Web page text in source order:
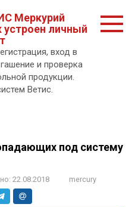
Меркурий
устроен личный
вход в
и проверка
продукции.
Ветис.
под систему
22.08.2018 mercury